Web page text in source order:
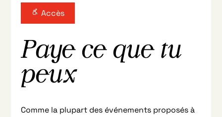
Accès
Paye ce que tu
peux
Comme la plupart des événements proposés à